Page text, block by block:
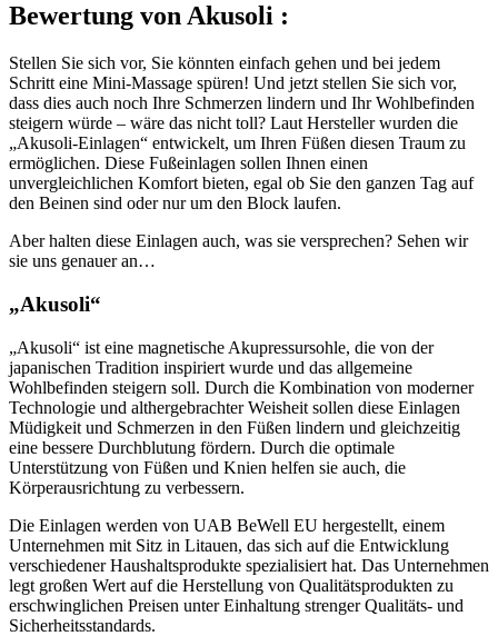
Bewertung vonAkusoli :
Stellen Sie sich vor, Sie könnten einfach gehen und bei jedem
Schritt eine Mini-Massage spüren! Und jetzt stellen Sie sich vor,
dass dies auch noch Ihre Schmerzen lindern und Ihr Wohlbefinden
steigern würde – wäre das nicht toll? Laut Hersteller wurden die
„Akusoli-Einlagen“ entwickelt, um Ihren Füßen diesen Traum zu
ermöglichen. Diese Fußeinlagen sollen Ihnen einen
unvergleichlichen Komfort bieten, egal ob Sie den ganzen Tag auf
den Beinen sind oder nur um den Block laufen.
Aber halten diese Einlagen auch, was sie versprechen? Sehen wir
sie uns genauer an…
„Akusoli“
„Akusoli“ ist eine magnetische Akupressursohle, die von der
japanischen Tradition inspiriert wurde und das allgemeine
Wohlbefinden steigern soll. Durch die Kombination von moderner
Technologie und althergebrachter Weisheit sollen diese Einlagen
Müdigkeit und Schmerzen in den Füßen lindern und gleichzeitig
eine bessere Durchblutung fördern. Durch die optimale
Unterstützung von Füßen und Knien helfen sie auch, die
Körperausrichtung zu verbessern.
Die Einlagen werden von UAB BeWell EU hergestellt, einem
Unternehmen mit Sitz in Litauen, das sich auf die Entwicklung
verschiedener Haushaltsprodukte spezialisiert hat. Das Unternehmen
legt großen Wert auf die Herstellung von Qualitätsprodukten zu
erschwinglichen Preisen unter Einhaltung strenger Qualitäts- und
Sicherheitsstandards.